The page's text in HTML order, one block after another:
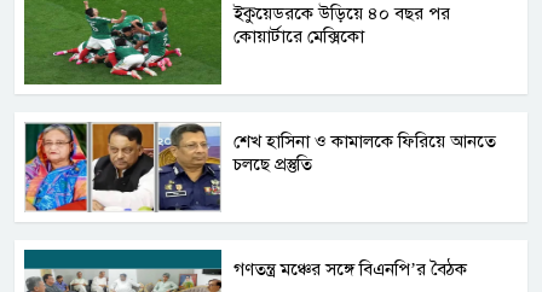
ইকুয়েডরকে উড়িয়ে ৪০ বছর পর
কোয়ার্টারে মেক্সিকো
শেখ হাসিনা ও কামালকে ফিরিয়ে আনতে
চলছে প্রস্তুতি
গণতন্ত্র মঞ্চের সঙ্গে বিএনপি’র বৈঠক